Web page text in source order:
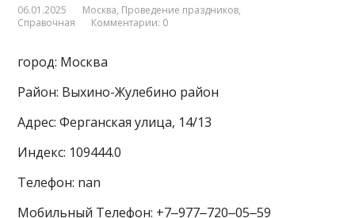
06.01.2025 Москва, Проведение праздников,
Справочная
Комментарии: 0
город: Москва
Район: Выхино-Жулебино район
Адрес: Ферганская улица, 14/13
Индекс: 109444.0
Телефон: nan
Мобильный Телефон: +7‒977‒720‒05‒59